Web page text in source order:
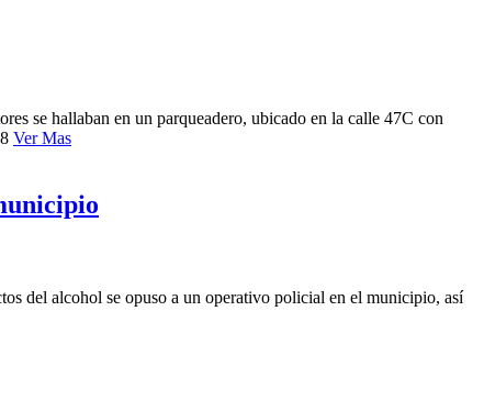
se hallaban en un parqueadero, ubicado en la calle 47C con
Ver Mas
del alcohol se opuso a un operativo policial en el municipio, así